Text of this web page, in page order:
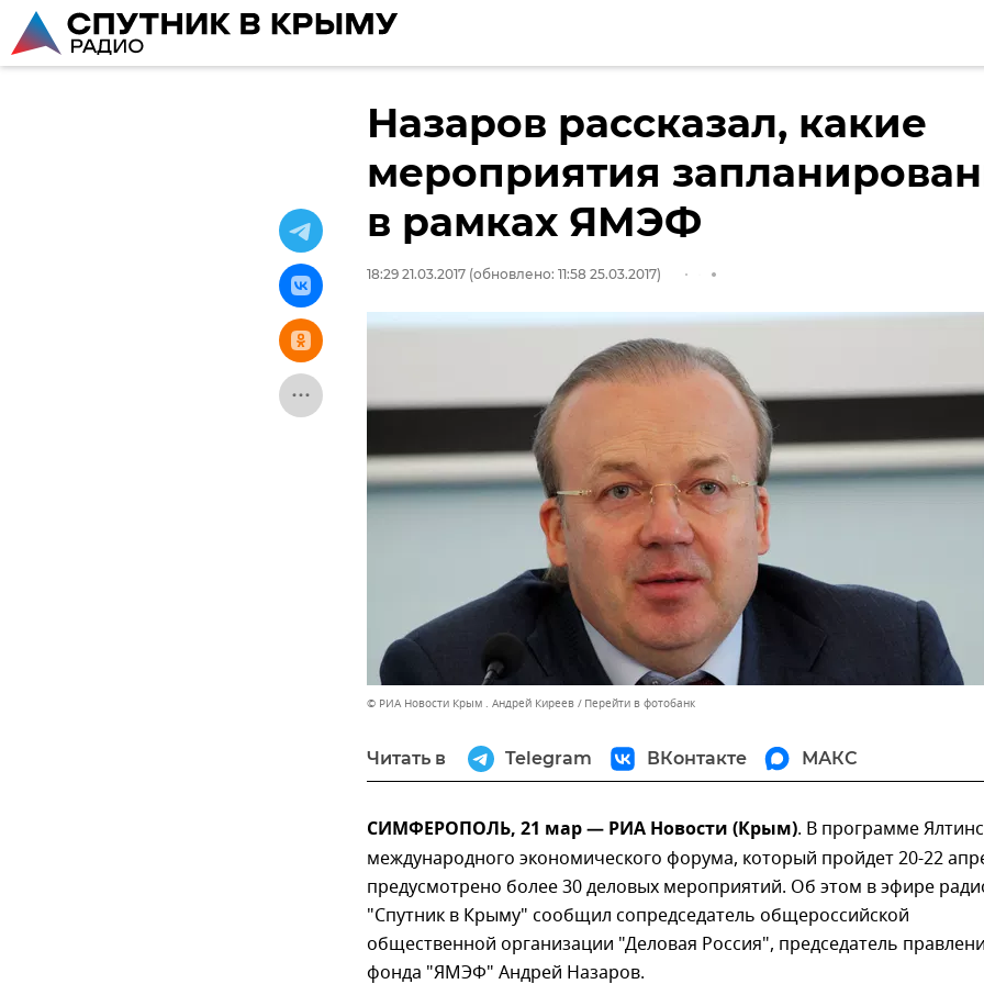
Назаров рассказал, какие
мероприятия
в рамках ЯМЭФ
18:29 21.03.2017 (обновлено: 11:58 25.03.2017)
© РИА Новости Крым . Андрей Киреев Перейти в фотобанк
Читать в Telegram ВКонтакте МАКС
СИМФЕРОПОЛЬ, 21 мар — РИА Новости (Крым). В программе
международного экономического форума, который пройдет 20-22
предусмотрено более 30 деловых мероприятий. Об этом в эфире
"Спутник в Крыму" сообщил сопредседатель общероссийской
общественной организации "Деловая Россия", председатель
фонда "ЯМЭФ" Андрей Назаров.